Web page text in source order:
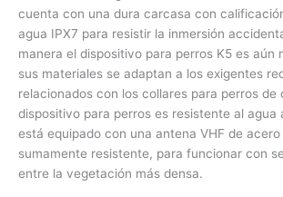
cuenta con una dura carcasa con
agua IPX7 para resistir la inmersión
manera el dispositivo para perros K5 es aún
sus materiales se adaptan a los exigentes
relacionados con los collares para perros de
dispositivo para perros es resistente al agua
está equipado con una antena VHF de
sumamente resistente, para funcionar con
entre la vegetación más densa.